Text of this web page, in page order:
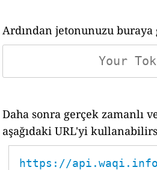
Ardından jetonunuzu
Daha sonra gerçek zamanlı
aşağıdaki URL'yi
https://api.waqi.info/